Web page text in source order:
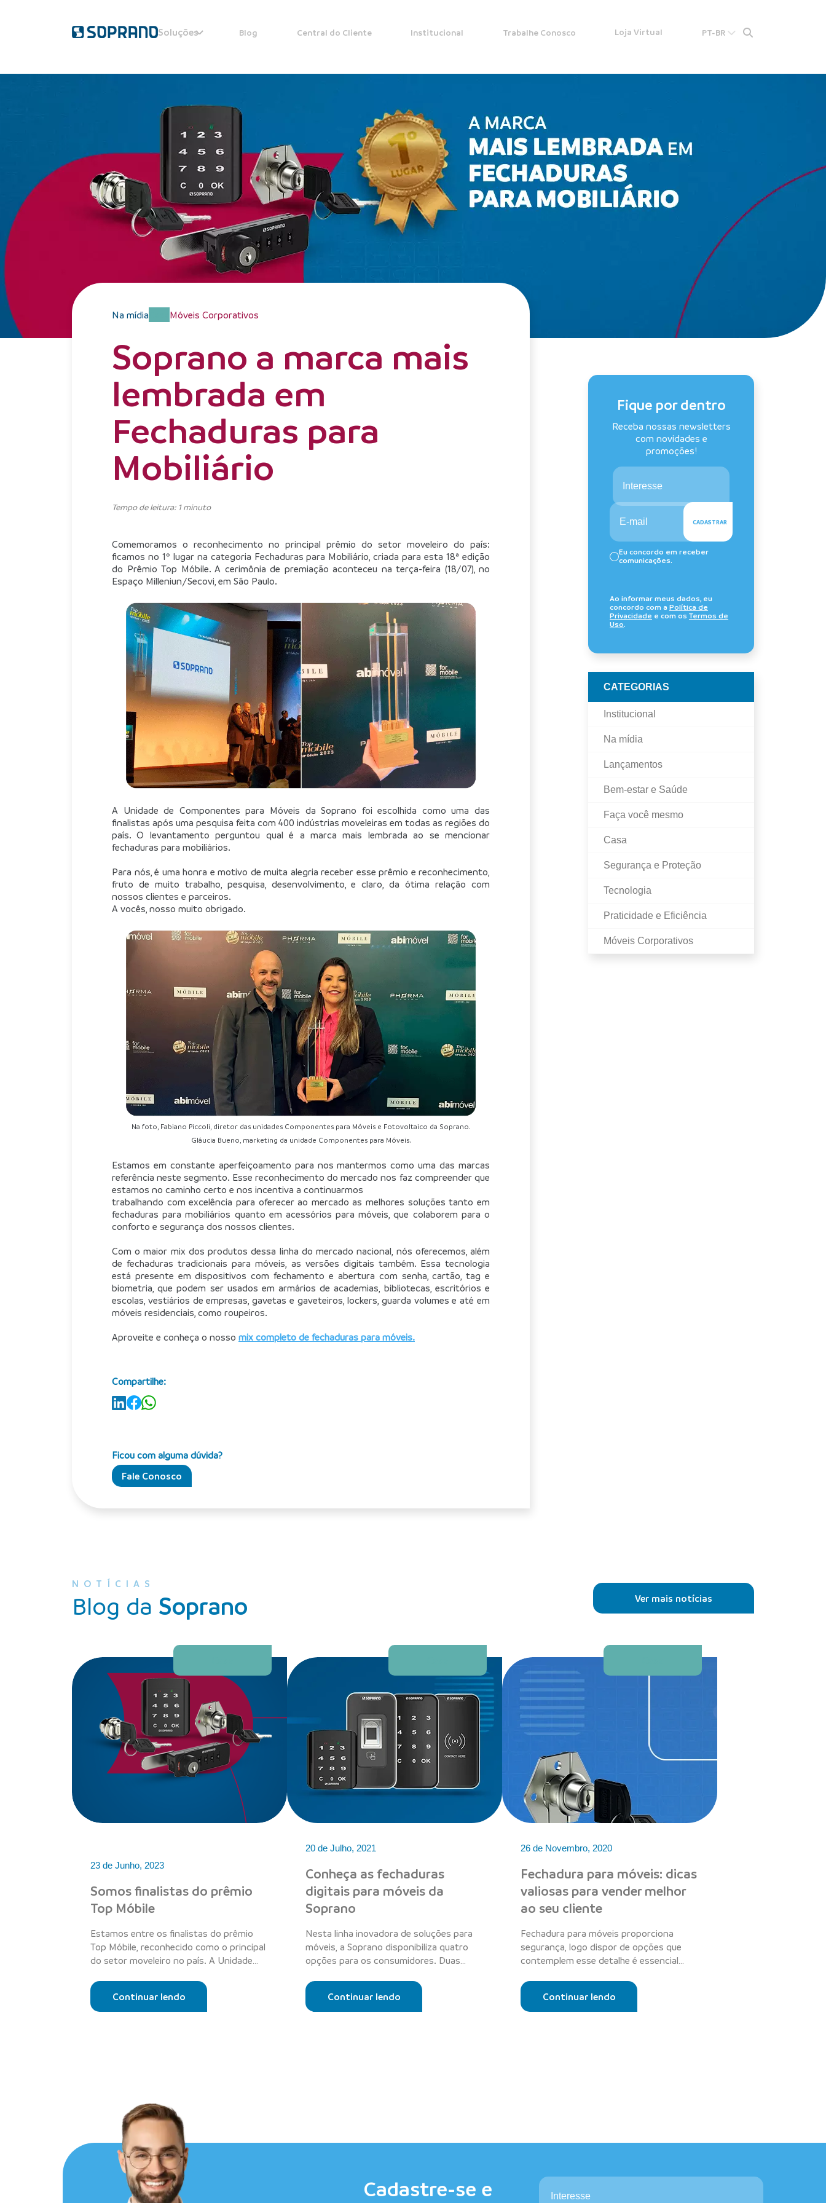
Soluções Blog Central do Cliente Institucional Trabalhe Conosco Loja Virtual PT-BR
Na mídia Móveis Corporativos
Soprano a marca mais
lembrada em
Fechaduras para
Mobiliário
Tempo de leitura: 1 minuto
Comemoramos o reconhecimento no principal prêmio do setor moveleiro do país:
ficamos no 1º lugar na categoria Fechaduras para Mobiliário, criada para esta 18ª edição
do Prêmio Top Móbile. A cerimônia de premiação aconteceu na terça-feira (18/07), no
Espaço Milleniun/Secovi, em São Paulo.
A Unidade de Componentes para Móveis da Soprano foi escolhida como uma das
finalistas após uma pesquisa feita com 400 indústrias moveleiras em todas as regiões do
país. O levantamento perguntou qual é a marca mais lembrada ao se mencionar
fechaduras para mobiliários.
Para nós, é uma honra e motivo de muita alegria receber esse prêmio e reconhecimento,
fruto de muito trabalho, pesquisa, desenvolvimento, e claro, da ótima relação com
nossos clientes e parceiros.
A vocês, nosso muito obrigado.
Na foto, Fabiano Piccoli, diretor das unidades Componentes para Móveis e Fotovoltaico da Soprano.
Gláucia Bueno, marketing da unidade Componentes para Móveis.
Estamos em constante aperfeiçoamento para nos mantermos como uma das marcas
referência neste segmento. Esse reconhecimento do mercado nos faz compreender que
estamos no caminho certo e nos incentiva a continuarmos
trabalhando com excelência para oferecer ao mercado as melhores soluções tanto em
fechaduras para mobiliários quanto em acessórios para móveis, que colaborem para o
conforto e segurança dos nossos clientes.
Com o maior mix dos produtos dessa linha do mercado nacional, nós oferecemos, além
de fechaduras tradicionais para móveis, as versões digitais também. Essa tecnologia
está presente em dispositivos com fechamento e abertura com senha, cartão, tag e
biometria, que podem ser usados em armários de academias, bibliotecas, escritórios e
escolas, vestiários de empresas, gavetas e gaveteiros, lockers, guarda volumes e até em
móveis residenciais, como roupeiros.
Aproveite e conheça o nosso mix completo de fechaduras para móveis.
Compartilhe:
Ficou com alguma dúvida?
Fale Conosco
Fique por dentro
Receba nossas newsletters
com novidades e
promoções!
Interesse
CADASTRAR
Eu concordo em receber
comunicações.
Ao informar meus dados, eu
concordo com a Política de
Privacidade e com os Termos de
Uso.
CATEGORIAS
Institucional
Na mídia
Lançamentos
Bem-estar e Saúde
Faça você mesmo
Casa
Segurança e Proteção
Tecnologia
Praticidade e Eficiência
Móveis Corporativos
NOTÍCIAS
Blog da Soprano Ver mais notícias
23 de Junho, 2023
Somos finalistas do prêmio
Top Móbile
Estamos entre os finalistas do prêmio
Top Móbile, reconhecido como o principal
do setor moveleiro no país. A Unidade
Continuar lendo
20 de Julho, 2021
Conheça as fechaduras
digitais para móveis da
Soprano
Nesta linha inovadora de soluções para
móveis, a Soprano disponibiliza quatro
opções para os consumidores. Duas
Continuar lendo
26 de Novembro, 2020
Fechadura para móveis: dicas
valiosas para vender melhor
ao seu cliente
Fechadura para móveis proporciona
segurança, logo dispor de opções que
contemplem esse detalhe é essencial
Continuar lendo
Cadastre-se e
Interesse